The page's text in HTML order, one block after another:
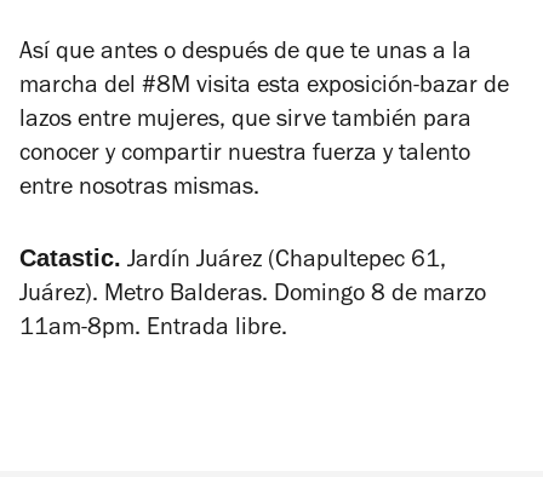
Así que antes o después de que te unas a la
marcha del #8M visita esta exposición-bazar de
lazos entre mujeres, que sirve también para
conocer y compartir nuestra fuerza y talento
entre nosotras mismas.
Catastic. Jardín Juárez (Chapultepec 61,
Juárez). Metro Balderas. Domingo 8 de marzo
11am-8pm. Entrada libre.